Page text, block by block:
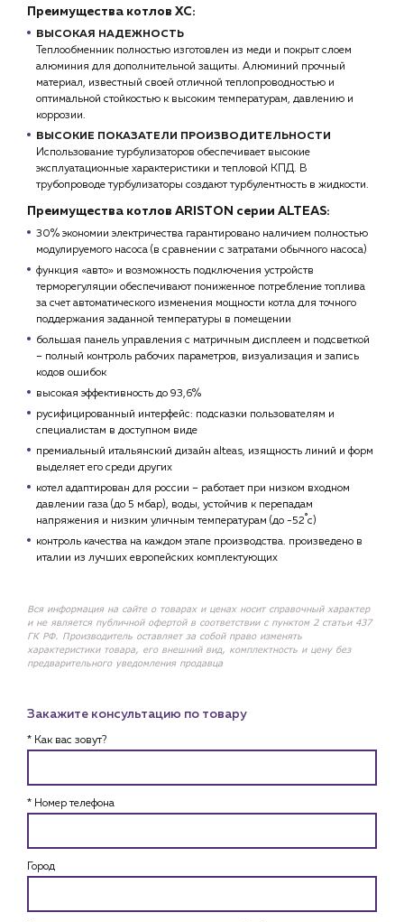
Преимущества котлов XC:
ВЫСОКАЯ НАДЕЖНОСТЬ
Теплообменник полностью изготовлен из меди и покрыт слоем
алюминия для дополнительной защиты. Алюминий прочный
материал, известный своей отличной теплопроводностью и
оптимальной стойкостью к высоким температурам, давлению и
коррозии.
ВЫСОКИЕ ПОКАЗАТЕЛИ ПРОИЗВОДИТЕЛЬНОСТИ
Использование турбулизаторов обеспечивает высокие
эксплуатационные характеристики и тепловой КПД. В
трубопроводе турбулизаторы создают турбулентность в жидкости.
Преимущества котлов ARISTON серии ALTEAS:
30% экономии электричества гарантировано наличием полностью
модулируемого насоса (в сравнении с затратами обычного насоса)
функция «авто» и возможность подключения устройств
терморегуляции обеспечивают пониженное потребление топлива
за счет автоматического изменения мощности котла для точного
поддержания заданной температуры в помещении
большая панель управления с матричным дисплеем и подсветкой
– полный контроль рабочих параметров, визуализация и запись
кодов ошибок
высокая эффективность до 93,6%
русифицированный интерфейс: подсказки пользователям и
специалистам в доступном виде
премиальный итальянский дизайн alteas, изящность линий и форм
выделяет его среди других
котел адаптирован для россии – работает при низком входном
давлении газа (до 5 мбар), воды, устойчив к перепадам
напряжения и низким уличным температурам (до -52˚с)
контроль качества на каждом этапе производства. произведено в
италии из лучших европейских комплектующих
Вся информация на сайте о товарах и ценах носит справочный характер
и не является публичной офертой в соответствии с пунктом 2 статьи 437
ГК РФ. Производитель оставляет за собой право изменять
характеристики товара, его внешний вид, комплектность и цену без
предварительного уведомления продавца
Закажите консультацию по товару
* Как вас зовут?
* Номер телефона
Город